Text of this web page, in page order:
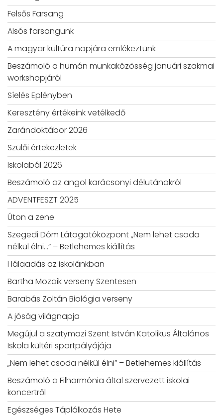
Felsős Farsang
Alsós farsangunk
A magyar kultúra napjára emlékeztünk
Beszámoló a humán munkaközösség januári szakmai
workshopjáról
Síelés Eplényben
Keresztény értékeink vetélkedő
Zarándoktábor 2026
Szülői értekezletek
Iskolabál 2026
Beszámoló az angol karácsonyi délutánokról
ADVENTFESZT 2025
Úton a zene
Szegedi Dóm Látogatóközpont „Nem lehet csoda
nélkül élni…” – Betlehemes kiállítás
Hálaadás az iskolánkban
Bartha Mozaik verseny Szentesen
Barabás Zoltán Biológia verseny
A jóság világnapja
Megújul a szatymazi Szent István Katolikus Általános
Iskola kültéri sportpályájája
„Nem lehet csoda nélkül élni” – Betlehemes kiállítás
Beszámoló a Filharmónia által szervezett iskolai
koncertről
Egészséges Táplálkozás Hete